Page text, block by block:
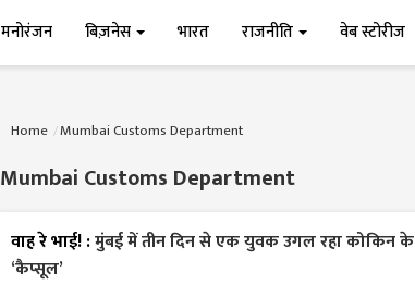
मनोरंजन बिज़नेस भारत राजनीति वेब स्टोरीज
Home Mumbai Customs Department
Mumbai Customs Department
वाह रे भाई! :मुंबई में तीन दिन से एक युवक उगल रहा कोकिन के
‘कैप्सूल’